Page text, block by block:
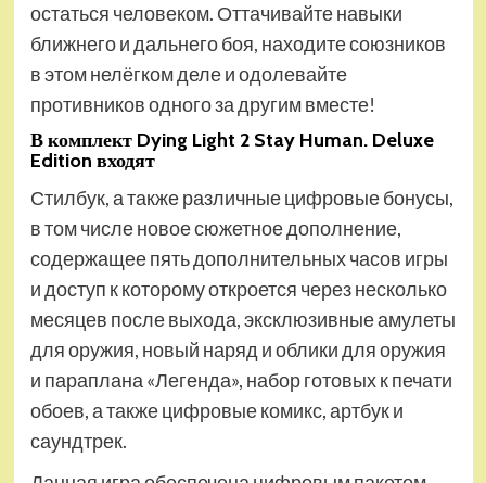
остаться человеком. Оттачивайте навыки
ближнего и дальнего боя, находите союзников
в этом нелёгком деле и одолевайте
противников одного за другим вместе!
В комплект Dying Light 2 Stay Human. Deluxe
Edition входят
Стилбук, а также различные цифровые бонусы,
в том числе новое сюжетное дополнение,
содержащее пять дополнительных часов игры
и доступ к которому откроется через несколько
месяцев после выхода, эксклюзивные амулеты
для оружия, новый наряд и облики для оружия
и параплана «Легенда», набор готовых к печати
обоев, а также цифровые комикс, артбук и
саундтрек.